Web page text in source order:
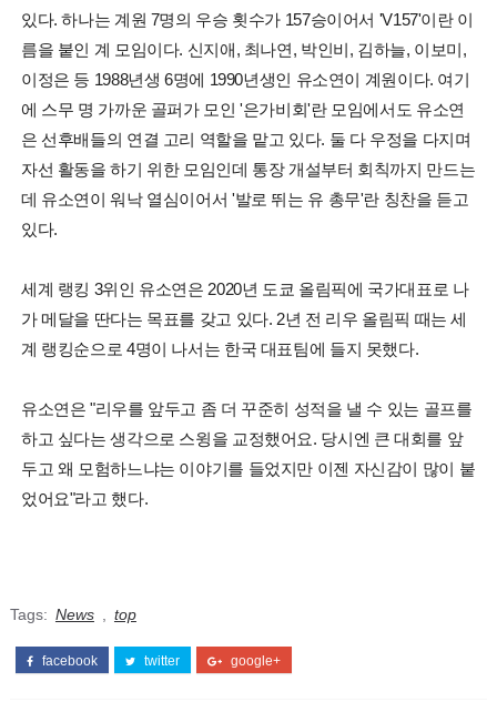
있다. 하나는 계원 7명의 우승 횟수가 157승이어서 'V157'이란 이
름을 붙인 계 모임이다. 신지애, 최나연, 박인비, 김하늘, 이보미,
이정은 등 1988년생 6명에 1990년생인 유소연이 계원이다. 여기
에 스무 명 가까운 골퍼가 모인 '은가비회'란 모임에서도 유소연
은 선후배들의 연결 고리 역할을 맡고 있다. 둘 다 우정을 다지며
자선 활동을 하기 위한 모임인데 통장 개설부터 회칙까지 만드는
데 유소연이 워낙 열심이어서 '발로 뛰는 유 총무'란 칭찬을 듣고
있다.
세계 랭킹 3위인 유소연은 2020년 도쿄 올림픽에 국가대표로 나
가 메달을 딴다는 목표를 갖고 있다. 2년 전 리우 올림픽 때는 세
계 랭킹순으로 4명이 나서는 한국 대표팀에 들지 못했다.
유소연은 "리우를 앞두고 좀 더 꾸준히 성적을 낼 수 있는 골프를
하고 싶다는 생각으로 스윙을 교정했어요. 당시엔 큰 대회를 앞
두고 왜 모험하느냐는 이야기를 들었지만 이젠 자신감이 많이 붙
었어요"라고 했다.
Tags: News top
facebook twitter google+